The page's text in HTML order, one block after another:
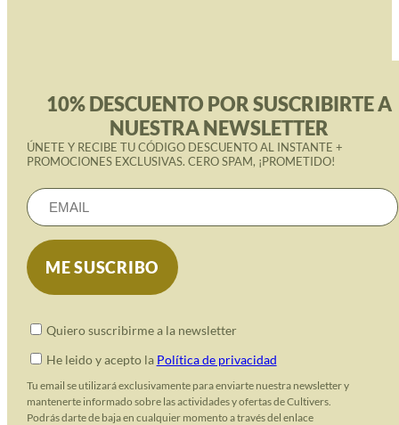
10% DESCUENTO POR SUSCRIBIRTE A
NUESTRA NEWSLETTER
ÚNETE Y RECIBE TU CÓDIGO DESCUENTO AL INSTANTE +
PROMOCIONES EXCLUSIVAS. CERO SPAM, ¡PROMETIDO!
Quiero suscribirme a la newsletter
He leido y acepto la Política de privacidad
Tu email se utilizará exclusivamente para enviarte nuestra newsletter y
mantenerte informado sobre las actividades y ofertas de Cultivers.
Podrás darte de baja en cualquier momento a través del enlace